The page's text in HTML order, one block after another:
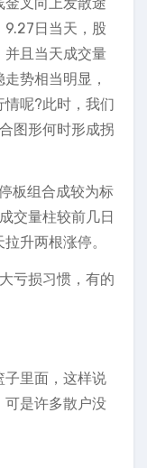
9.27日当天，股
并且当天成交量
势相当明显，
呢?此时，我们
图形何时形成拐
板组合成较为标
交量柱较前几日
升两根涨停。
亏损习惯，有的
子里面，这样说
可是许多散户没